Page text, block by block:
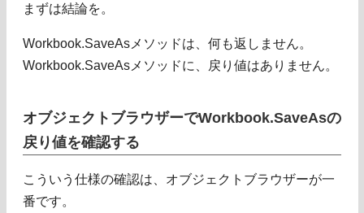
まずは結論を。
Workbook.SaveAsメソッドは、何も返しません。
Workbook.SaveAsメソッドに、戻り値はありません。
オブジェクトブラウザーでWorkbook.SaveAsの
戻り値を確認する
こういう仕様の確認は、オブジェクトブラウザーが一
番です。